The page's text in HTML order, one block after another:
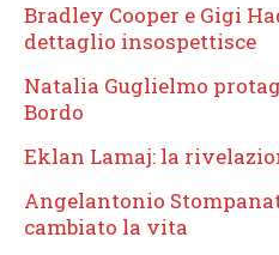
Bradley Cooper e Gigi
dettaglio insospettisce
Natalia Guglielmo
Bordo
Eklan Lamaj: la
Angelantonio
cambiato la vita